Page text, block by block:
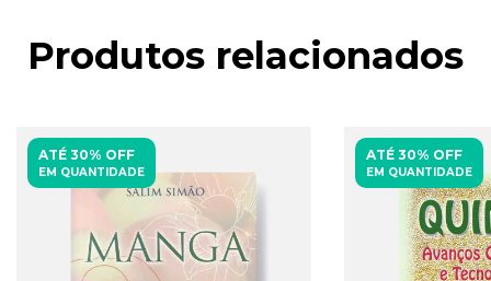
Produtos relacionados
ATÉ 30% OFF
EM QUANTIDADE
ATÉ 30% OFF
EM QUANTIDADE